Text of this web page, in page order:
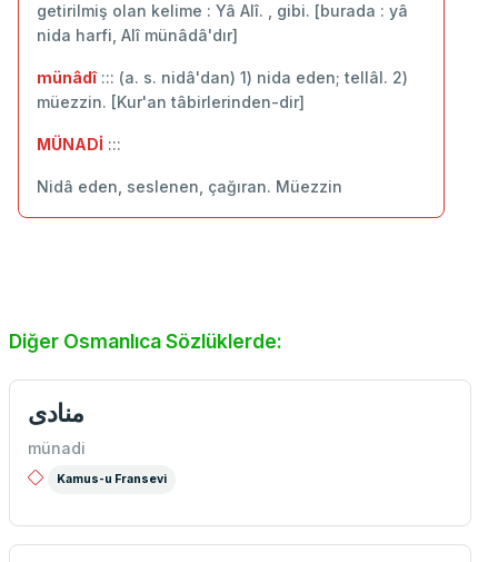
getirilmiş olan kelime : Yâ Alî. , gibi. [burada : yâ
nida harfi, Alî münâdâ'dır]
münâdî::: (a. s. nidâ'dan) 1) nida eden; tellâl. 2)
müezzin. [Kur'an tâbirlerinden-dir]
MÜNADİ :::
Nidâ eden, seslenen, çağıran. Müezzin
Diğer Osmanlıca Sözlüklerde:
منادی
münadi
Kamus-u Fransevi